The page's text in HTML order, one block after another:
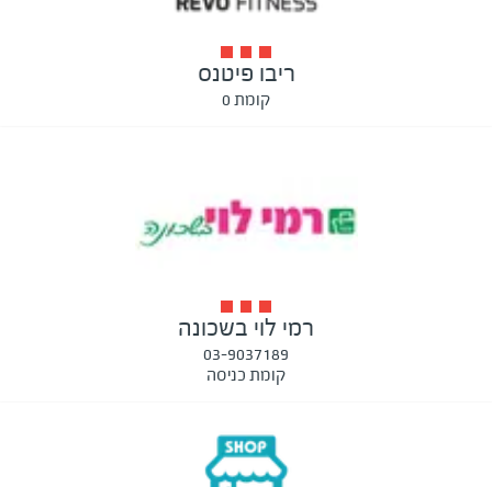
ריבו פיטנס
קומת 0
רמי לוי בשכונה
03-9037189
קומת כניסה